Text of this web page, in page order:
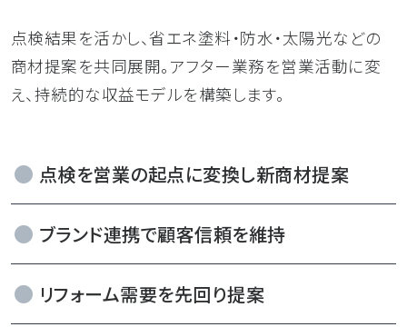
点検結果を活かし、省エネ塗料・防水・太陽光などの
商材提案を共同展開。アフター業務を営業活動に変
え、持続的な収益モデルを構築します。
点検を営業の起点に変換し新商材提案
ブランド連携で顧客信頼を維持
リフォーム需要を先回り提案